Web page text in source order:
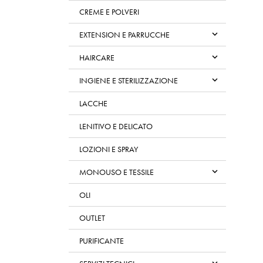
CREME E POLVERI
EXTENSION E PARRUCCHE 
HAIRCARE 
INGIENE E STERILIZZAZIONE 
LACCHE
LENITIVO E DELICATO
LOZIONI E SPRAY
MONOUSO E TESSILE 
OLI
OUTLET
PURIFICANTE